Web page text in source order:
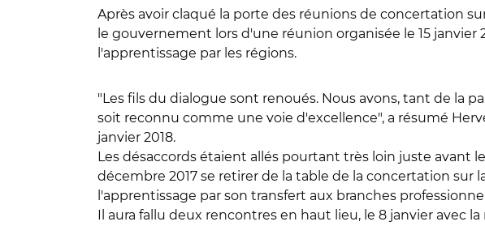
Après avoir claqué la porte des réunions de concertation
le gouvernement lors d'une réunion organisée le 15
l'apprentissage par les régions.
"Les fils du dialogue sont renoués. Nous avons, tant de la
soit reconnu comme une voie d'excellence", a résumé
janvier 2018.
Les désaccords étaient allés pourtant très loin juste avant
décembre 2017 se retirer de la table de la concertation sur
l'apprentissage par son transfert aux branches
Il aura fallu deux rencontres en haut lieu, le 8 janvier avec